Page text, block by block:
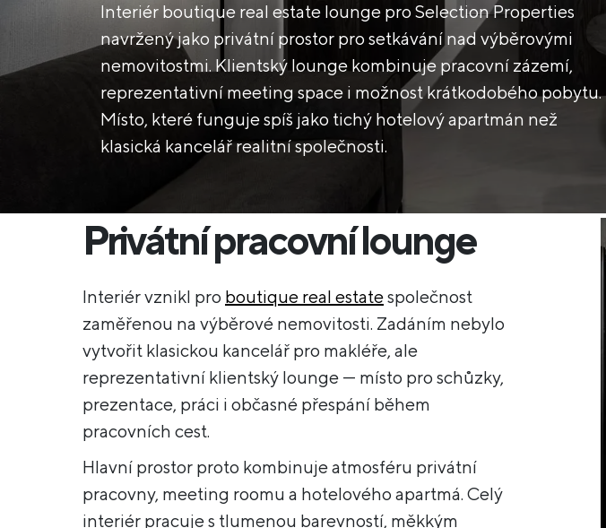
Interiér boutique real estate lounge pro Selection Properties
navržený jako privátní prostor pro setkávání nad výběrovými
nemovitostmi. Klientský lounge kombinuje pracovní zázemí,
reprezentativní meeting space i možnost krátkodobého pobytu.
Místo, které funguje spíš jako tichý hotelový apartmán než
klasická kancelář realitní společnosti.
Privátní pracovní lounge
Interiér vznikl pro boutique real estatespolečnost
zaměřenou na výběrové nemovitosti. Zadáním nebylo
vytvořit klasickou kancelář pro makléře, ale
reprezentativní klientský lounge — místo pro schůzky,
prezentace, práci i občasné přespání během
pracovních cest.
Hlavní prostor proto kombinuje atmosféru privátní
pracovny, meeting roomu a hotelového apartmá. Celý
interiér pracuje s tlumenou barevností, měkkým